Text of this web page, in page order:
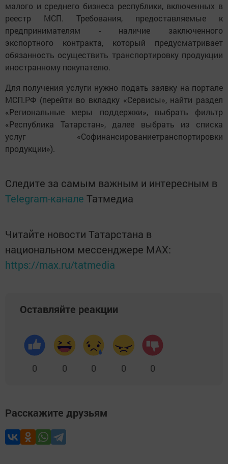
малого и среднего бизнеса республики, включенных в
реестр МСП. Требования, предоставляемые к
предпринимателям - наличие заключенного
экспортного контракта, который предусматривает
обязанность осуществить транспортировку продукции
иностранному покупателю.
Для получения услуги нужно подать заявку на портале
МСП.РФ (перейти во вкладку «Сервисы», найти раздел
«Региональные меры поддержки», выбрать фильтр
«Республика Татарстан», далее выбрать из списка
услуг «Софинансированиетранспортировки
продукции»).
Следите за самым важным и интересным в
Telegram-канале Татмедиа
Читайте новости Татарстана в
национальном мессенджере MАХ:
https://max.ru/tatmedia
Оставляйте реакции
0 0 0 0 0
Расскажите друзьям